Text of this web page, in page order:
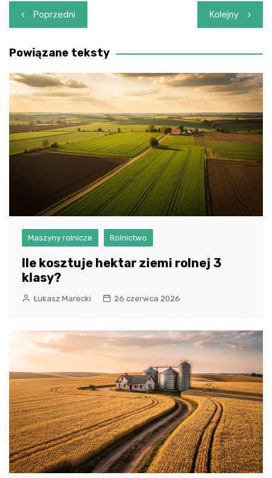
Nawigacja
wpisu
Poprzedni Kolejny
Powiązane teksty
Maszyny rolnicze Rolnictwo
Ile kosztuje hektar ziemi rolnej 3
klasy?
Łukasz Marecki 26 czerwca 2026